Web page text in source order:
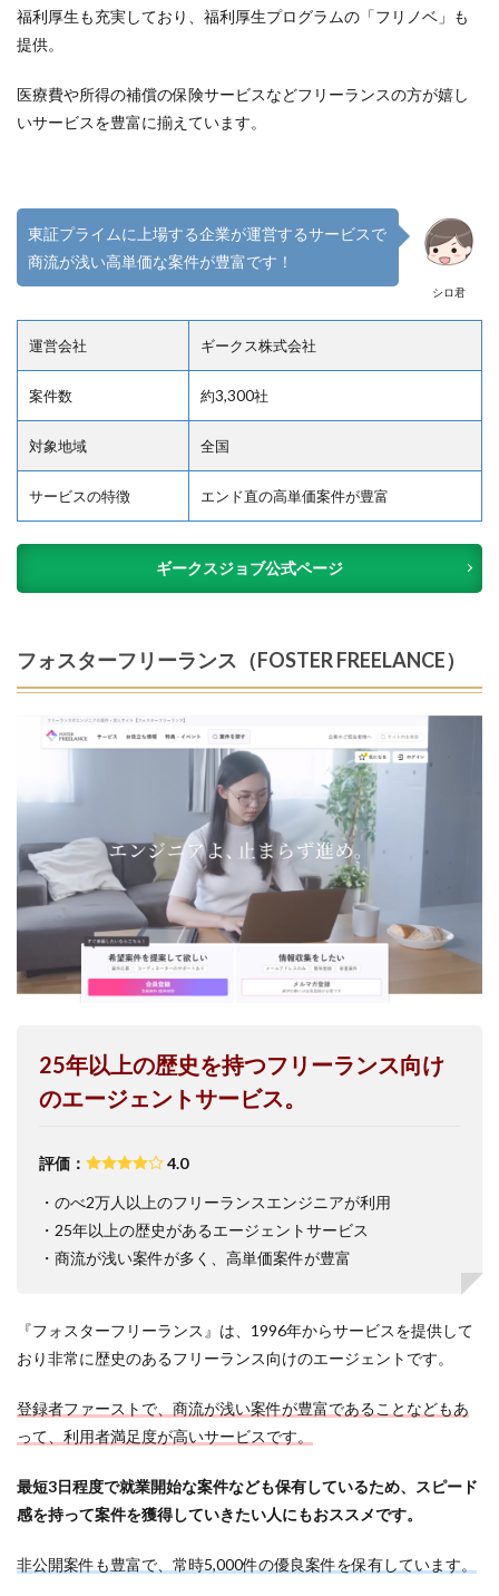
福利厚生も充実しており、福利厚生プログラムの「フリノベ」も
提供。
医療費や所得の補償の保険サービスなどフリーランスの方が嬉し
いサービスを豊富に揃えています。
シロ君
東証プライムに上場する企業が運営するサービスで
商流が浅い高単価な案件が豊富です！
運営会社 ギークス株式会社
案件数 約3,300社
対象地域 全国
サービスの特徴 エンド直の高単価案件が豊富
ギークスジョブ公式ページ
フォスターフリーランス（FOSTER FREELANCE）
25年以上の歴史を持つフリーランス向け
のエージェントサービス。
評価： 4.0
・のべ2万人以上のフリーランスエンジニアが利用
・25年以上の歴史があるエージェントサービス
・商流が浅い案件が多く、高単価案件が豊富
『フォスターフリーランス』は、1996年からサービスを提供して
おり非常に歴史のあるフリーランス向けのエージェントです。
登録者ファーストで、商流が浅い案件が豊富であることなどもあ
って、利用者満足度が高いサービスです。
最短3日程度で就業開始な案件なども保有しているため、スピード
感を持って案件を獲得していきたい人にもおススメです。
非公開案件も豊富で、常時5,000件の優良案件を保有しています。